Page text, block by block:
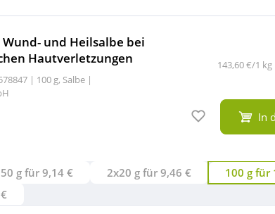
und Heilsalbe bei
Hautverletzungen
| 100 g, Salbe |
143,60 €/1
Auf den
In
50 g für 9,14 € 2x20 g für 9,46 €
100 g für